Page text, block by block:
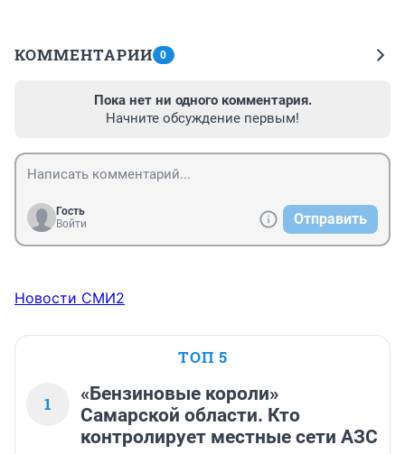
КОММЕНТАРИИ 0
Пока нет ни одного комментария.
Начните обсуждение первым!
Гость
Войти
Отправить
Новости СМИ2
ТОП 5
1
«Бензиновые короли»
Самарской области. Кто
контролирует местные сети АЗС